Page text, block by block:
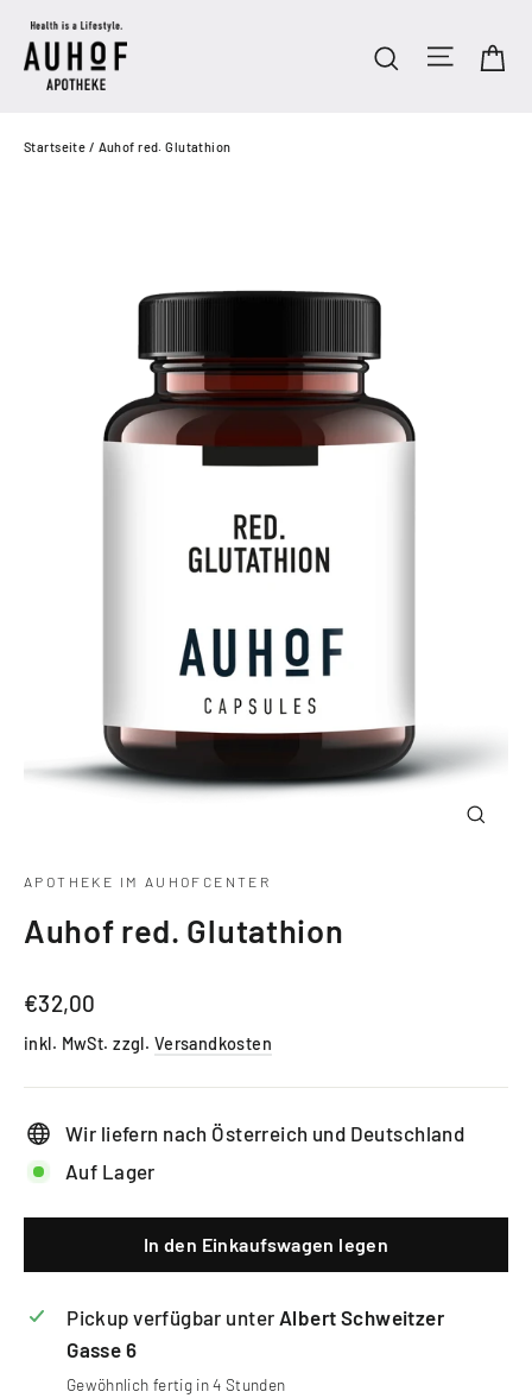
zum
Inhalt
Suche
Startseite / Auhof red. Glutathion
APOTHEKE IM AUHOFCENTER
Auhof red. Glutathion
Normaler
Preis
€32,00
inkl. MwSt. zzgl. Versandkosten
Wir liefern nach Österreich und Deutschland
Auf Lager
In den Einkaufswagen legen
Pickup verfügbar unter Albert Schweitzer
Gasse 6
Gewöhnlich fertig in 4 Stunden